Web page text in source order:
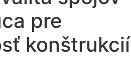
pre
konštrukcií